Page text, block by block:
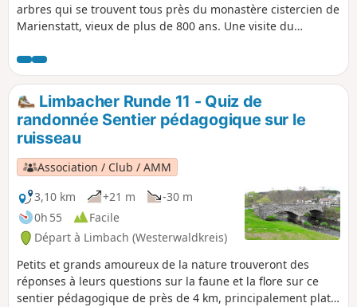
arbres qui se trouvent tous près du monastère cistercien de
Marienstatt, vieux de plus de 800 ans. Une visite du
Limbacher Runde 11 - Quiz de
randonnée Sentier pédagogique sur le
ruisseau
Association / Club / AMM
3,10 km
+21 m
-30 m
0h 55
Facile
Départ à Limbach (Westerwaldkreis)
Petits et grands amoureux de la nature trouveront des
réponses à leurs questions sur la faune et la flore sur ce
sentier pédagogique de près de 4 km, principalement plat.